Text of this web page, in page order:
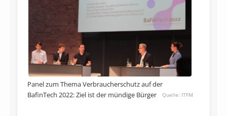
Panel zum Thema Verbraucherschutz auf der
BafinTech 2022: Ziel ist der mündige Bürger
ITFM